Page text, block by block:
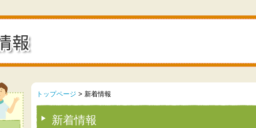
トップページ > 新着情報
新着情報